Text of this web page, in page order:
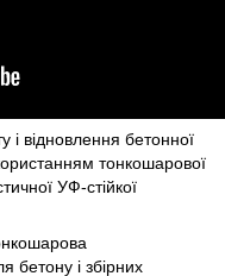
відновлення бетонної
тонкошарової
УФ-стійкої
бетону і збірних